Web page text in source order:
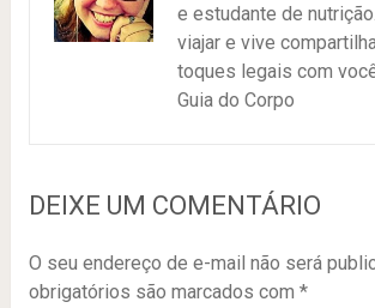
e estudante de
viajar e vive
toques legais com
Guia do Corpo
DEIXE UM COMENTÁRIO
O seu endereço de e-mail não será
obrigatórios são marcados com *